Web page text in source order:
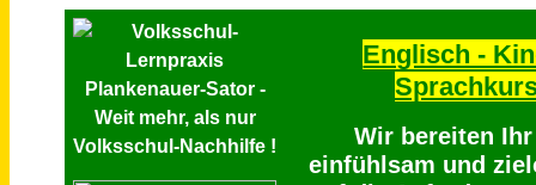
Englisch -
Wir bereiten
einfühlsam und